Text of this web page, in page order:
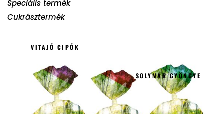
Speciális termék
Cukrásztermék
VITAJÓ CIPÓK
SOLYMÁR GYÖNGYE